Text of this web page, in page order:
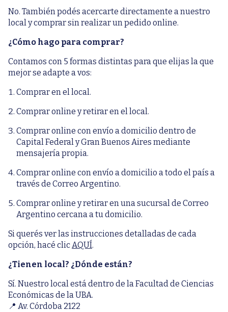
No. También podés acercarte directamente a nuestro
local y comprar sin realizar un pedido online.
¿Cómo hago para comprar?
Contamos con 5 formas distintas para que elijas la que
mejor se adapte a vos:
Comprar en el local.
Comprar online y retirar en el local.
Comprar online con envío a domicilio dentro de
Capital Federal y Gran Buenos Aires mediante
mensajería propia.
Comprar online con envío a domicilio a todo el país a
través de Correo Argentino.
Comprar online y retirar en una sucursal de Correo
Argentino cercana a tu domicilio.
Si querés ver las instrucciones detalladas de cada
opción, hacé clicAQUÍ.
¿Tienen local? ¿Dónde están?
Sí. Nuestro local está dentro de la Facultad de Ciencias
Económicas de la UBA.
📍 Av. Córdoba 2122